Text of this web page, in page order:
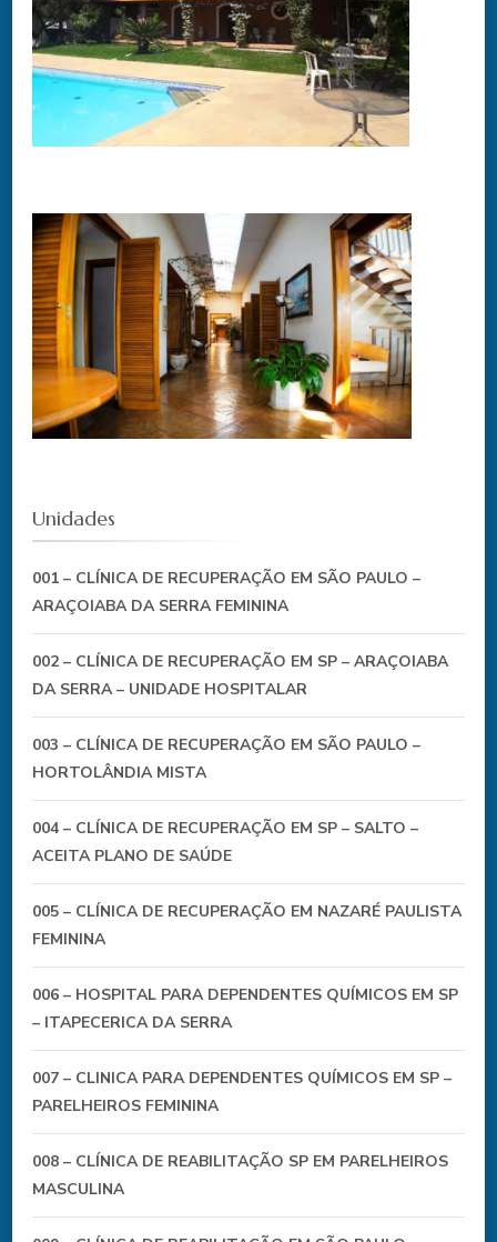
Unidades
001 – CLÍNICA DE RECUPERAÇÃO EM SÃO PAULO –
ARAÇOIABA DA SERRA FEMININA
002 – CLÍNICA DE RECUPERAÇÃO EM SP – ARAÇOIABA
DA SERRA – UNIDADE HOSPITALAR
003 – CLÍNICA DE RECUPERAÇÃO EM SÃO PAULO –
HORTOLÂNDIA MISTA
004 – CLÍNICA DE RECUPERAÇÃO EM SP – SALTO –
ACEITA PLANO DE SAÚDE
005 – CLÍNICA DE RECUPERAÇÃO EM NAZARÉ PAULISTA
FEMININA
006 – HOSPITAL PARA DEPENDENTES QUÍMICOS EM SP
– ITAPECERICA DA SERRA
007 – CLINICA PARA DEPENDENTES QUÍMICOS EM SP –
PARELHEIROS FEMININA
008 – CLÍNICA DE REABILITAÇÃO SP EM PARELHEIROS
MASCULINA